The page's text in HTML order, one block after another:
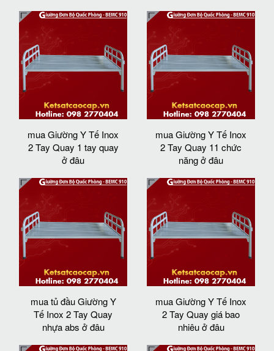
mua Giường Y Tế Inox
2 Tay Quay 1 tay quay
ở đâu
mua Giường Y Tế Inox
2 Tay Quay 11 chức
năng ở đâu
mua tủ đầu Giường Y
Tế Inox 2 Tay Quay
nhựa abs ở đâu
mua Giường Y Tế Inox
2 Tay Quay giá bao
nhiêu ở đâu